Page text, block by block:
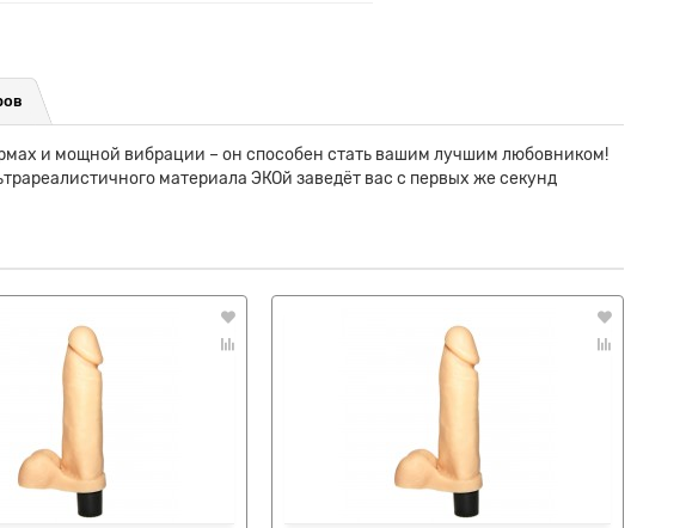
и мощной вибрации – он способен стать вашим лучшим любовником!
материала ЭКОй заведёт вас с первых же секунд